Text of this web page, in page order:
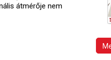
átmérője nem